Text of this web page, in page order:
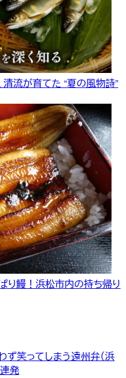
清流が育てた “夏の風物詩”
り鰻！浜松市内の持ち帰り
ず笑ってしまう遠州弁（浜
発